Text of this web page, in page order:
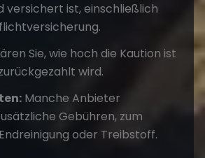
versichert ist, einschließlich
Sie, wie hoch die Kaution ist
wird.
Manche Anbieter
Gebühren, zum
oder Treibstoff.